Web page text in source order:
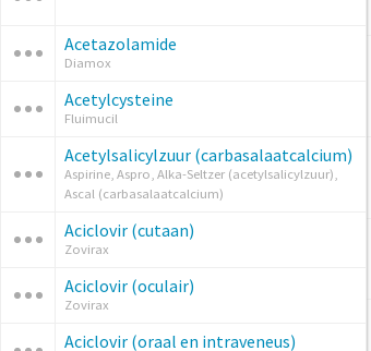
Acetazolamide
Diamox
Acetylcysteine
Fluimucil
Acetylsalicylzuur (carbasalaatcalcium)
Aspirine, Aspro, Alka-Seltzer (acetylsalicylzuur),
Ascal (carbasalaatcalcium)
Aciclovir (cutaan)
Zovirax
Aciclovir (oculair)
Zovirax
Aciclovir (oraal en intraveneus)